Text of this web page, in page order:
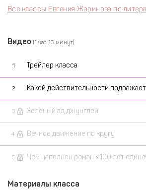
Все классы Евгения Жаринова по
Видео (1 час 16 минут)
1 Трейлер класса
2 Какой действительности
3 Зеленый ад джунглей
4 Вечное движение по кругу
5 Чем наполнен роман «100 лет
Материалы класса